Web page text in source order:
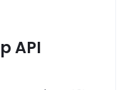
API